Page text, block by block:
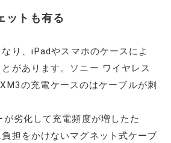
ットも有る
り、iPadやスマホのケースによ
があります。ソニー ワイヤレス
の充電ケースのはケーブルが刺
劣化して充電頻度が増したた
担をかけないマグネット式ケーブ